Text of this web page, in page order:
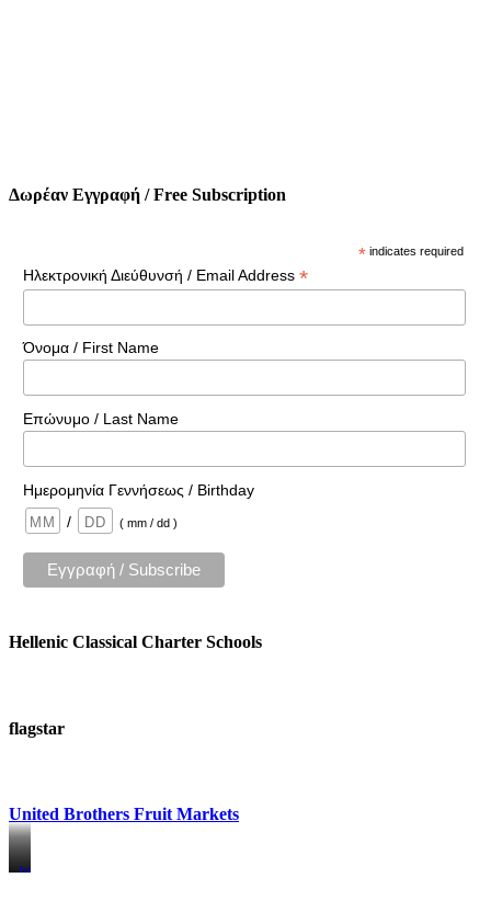
Δωρέαν Εγγραφή / Free Subscription
* indicates required
Ηλεκτρονική Διεύθυνσή / Email Address *
Όνομα / First Name
Επώνυμο / Last Name
Ημερομηνία Γεννήσεως / Birthday
/
( mm / dd )
Hellenic Classical Charter Schools
flagstar
United Brothers Fruit Markets
https://www.unitedbrothersfruitmarkets.com/
https://www.unitedbrothersfruitmarkets.com/